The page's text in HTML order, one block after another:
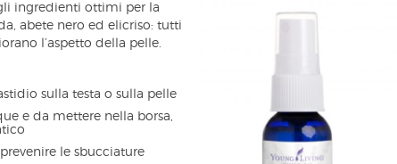
ingredienti ottimi per la
abete nero ed elicriso: tutti
l’aspetto della pelle.
sulla testa o sulla pelle
e da mettere nella borsa,
le sbucciature